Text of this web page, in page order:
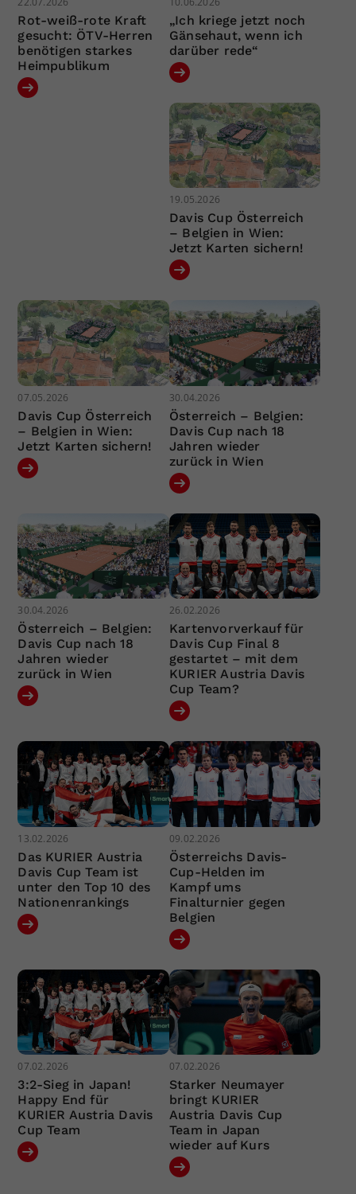
Rot-weiß-rote Kraft
gesucht: ÖTV-Herren
benötigen starkes
Heimpublikum
„Ich kriege jetzt noch
Gänsehaut, wenn ich
darüber rede“
19.05.2026
Davis Cup Österreich
– Belgien in Wien:
Jetzt Karten sichern!
07.05.2026
Davis Cup Österreich
– Belgien in Wien:
Jetzt Karten sichern!
30.04.2026
Österreich – Belgien:
Davis Cup nach 18
Jahren wieder
zurück in Wien
30.04.2026
Österreich – Belgien:
Davis Cup nach 18
Jahren wieder
zurück in Wien
26.02.2026
Kartenvorverkauf für
Davis Cup Final 8
gestartet – mit dem
KURIER Austria Davis
Cup Team?
13.02.2026
Das KURIER Austria
Davis Cup Team ist
unter den Top 10 des
Nationenrankings
09.02.2026
Österreichs Davis-
Cup-Helden im
Kampf ums
Finalturnier gegen
Belgien
07.02.2026
3:2-Sieg in Japan!
Happy End für
KURIER Austria Davis
Cup Team
07.02.2026
Starker Neumayer
bringt KURIER
Austria Davis Cup
Team in Japan
wieder auf Kurs